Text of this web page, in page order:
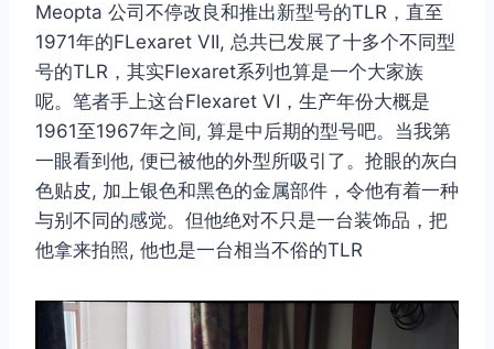
Meopta 公司不停改良和推出新型号的TLR，直至
1971年的FLexaret VII, 总共已发展了十多个不同型
号的TLR，其实Flexaret系列也算是一个大家族
呢。笔者手上这台Flexaret VI，生产年份大概是
1961至1967年之间, 算是中后期的型号吧。当我第
一眼看到他, 便已被他的外型所吸引了。抢眼的灰白
色贴皮, 加上银色和黑色的金属部件，令他有着一种
与别不同的感觉。但他绝对不只是一台装饰品，把
他拿来拍照, 他也是一台相当不俗的TLR